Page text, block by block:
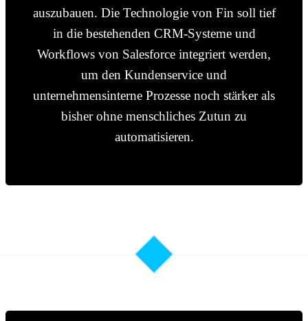
auszubauen. Die Technologie von Fin soll tief
in die bestehenden CRM-Systeme und
Workflows von Salesforce integriert werden,
um den Kundenservice und
unternehmensinterne Prozesse noch stärker als
bisher ohne menschliches Zutun zu
automatisieren.